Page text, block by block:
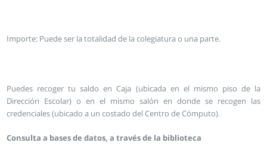
Importe: Puede ser la totalidad de la colegiatura o una parte.
Puedes recoger tu saldo en Caja (ubicada en el mismo piso de la
Dirección Escolar) o en el mismo salón en donde se recogen las
credenciales (ubicado a un costado del Centro de Cómputo).
Consulta a bases de datos, a través de la biblioteca